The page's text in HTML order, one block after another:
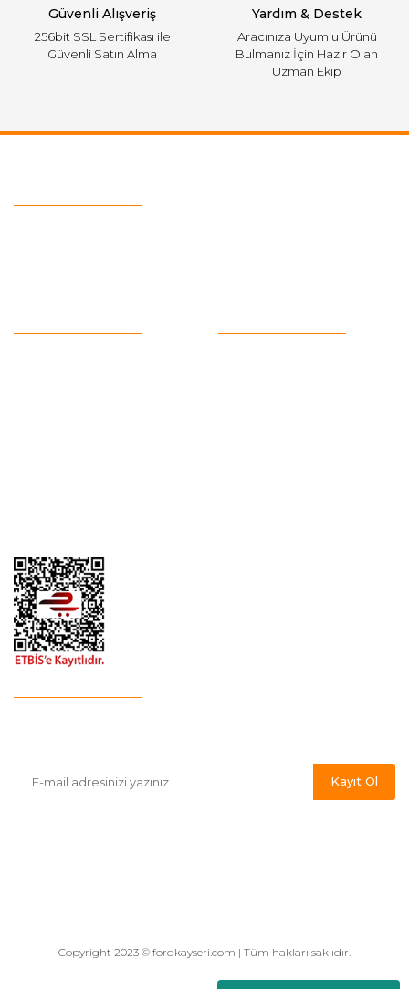
Güvenli Alışveriş
256bit SSL Sertifikası ile
Güvenli Satın Alma
Yardım & Destek
Aracınıza Uyumlu Ürünü
Bulmanız İçin Hazır Olan
Uzman Ekip
Kayıt Ol
Copyright 2023 © fordkayseri.com | Tüm hakları saklıdır.